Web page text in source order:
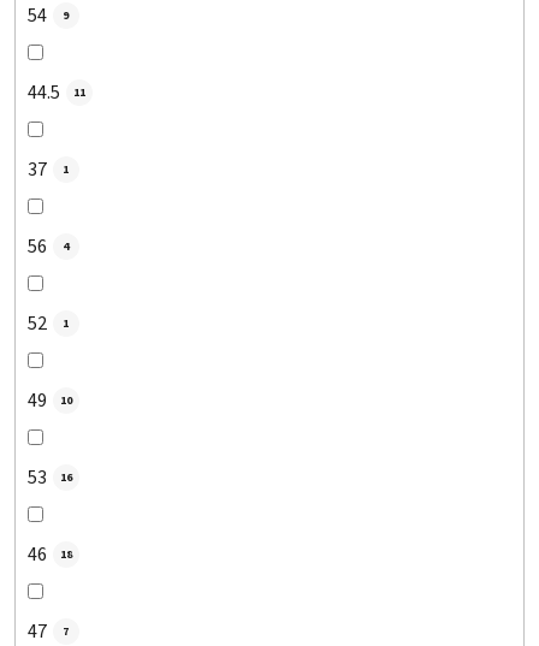
54 9
44.5 11
37 1
56 4
52 1
49 10
53 16
46 18
47 7